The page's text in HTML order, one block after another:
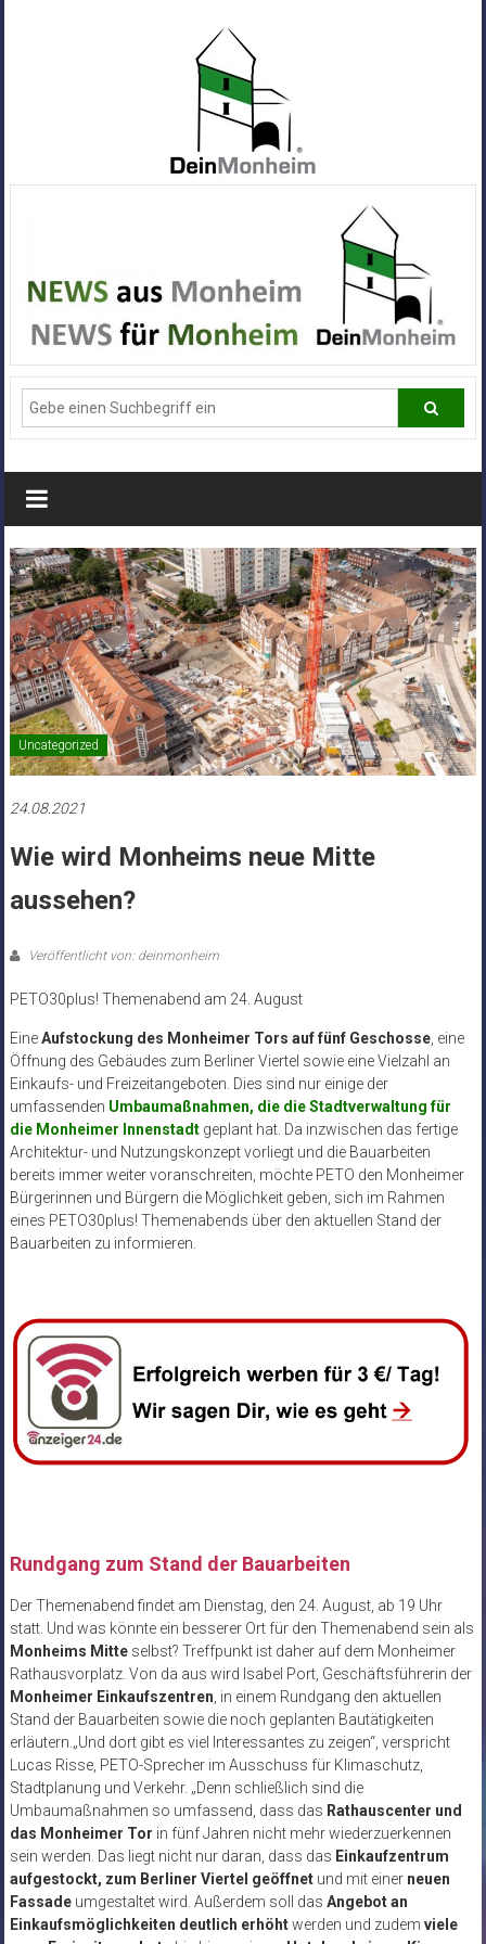
Alle
News
aus
Deiner
Stadt
Monheim
Uncategorized
24.08.2021
Wie wird Monheims neue Mitte
aussehen?
Veröffentlicht von: deinmonheim
PETO30plus! Themenabend am 24. August
EineAufstockung des Monheimer Tors auf fünf Geschosse, eine
Öffnung des Gebäudes zum Berliner Viertel sowie eine Vielzahl an
Einkaufs- und Freizeitangeboten. Dies sind nur einige der
umfassenden Umbaumaßnahmen, die die Stadtverwaltung für
die Monheimer Innenstadtgeplant hat. Da inzwischen das fertige
Architektur- und Nutzungskonzept vorliegt und die Bauarbeiten
bereits immer weiter voranschreiten, möchte PETO den Monheimer
Bürgerinnen und Bürgern die Möglichkeit geben, sich im Rahmen
eines PETO30plus! Themenabends über den aktuellen Stand der
Bauarbeiten zu informieren.
Rundgang zum Stand der Bauarbeiten
Der Themenabend findet am Dienstag, den 24. August, ab 19 Uhr
statt. Und was könnte ein besserer Ort für den Themenabend sein als
Monheims Mitteselbst? Treffpunkt ist daher auf dem Monheimer
Rathausvorplatz. Von da aus wird Isabel Port, Geschäftsführerin der
Monheimer Einkaufszentren , in einem Rundgang den aktuellen
Stand der Bauarbeiten sowie die noch geplanten Bautätigkeiten
erläutern.„Und dort gibt es viel Interessantes zu zeigen“, verspricht
Lucas Risse, PETO-Sprecher im Ausschuss für Klimaschutz,
Stadtplanung und Verkehr. „Denn schließlich sind die
Umbaumaßnahmen so umfassend, dass das Rathauscenter und
das Monheimer Tor in fünf Jahren nicht mehr wiederzuerkennen
sein werden. Das liegt nicht nur daran, dass das Einkaufzentrum
aufgestockt, zum Berliner Viertel geöffnetund mit einer neuen
Fassadeumgestaltet wird. Außerdem soll das Angebot an
Einkaufsmöglichkeiten deutlich erhöhtwerden und zudem viele